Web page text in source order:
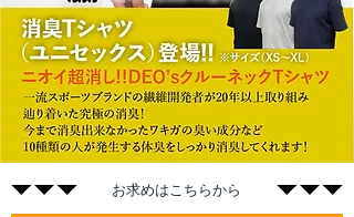
​お求めはこちらから